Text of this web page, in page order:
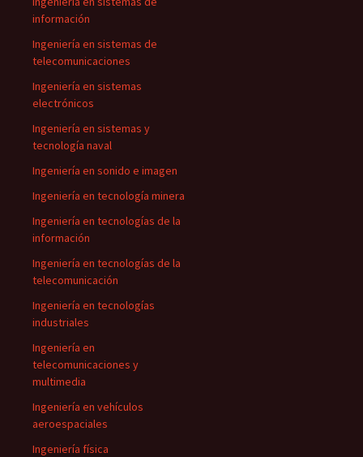
información
Ingeniería en sistemas de
telecomunicaciones
Ingeniería en sistemas
electrónicos
Ingeniería en sistemas y
tecnología naval
Ingeniería en sonido e imagen
Ingeniería en tecnología minera
Ingeniería en tecnologías de la
información
Ingeniería en tecnologías de la
telecomunicación
Ingeniería en tecnologías
industriales
Ingeniería en
telecomunicaciones y
multimedia
Ingeniería en vehículos
aeroespaciales
Ingeniería física